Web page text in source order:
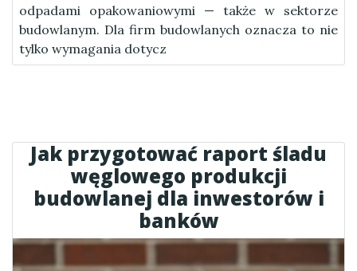
odpadami opakowaniowymi — także w sektorze
budowlanym. Dla firm budowlanych oznacza to nie
tylko wymagania dotycz
Jak przygotować raport śladu
węglowego produkcji
budowlanej dla inwestorów i
banków